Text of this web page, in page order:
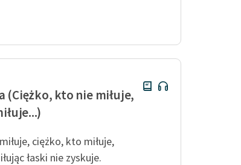
(Ciężko, kto nie miłuje,
ciężko, kto miłuje,
łaski nie zyskuje.